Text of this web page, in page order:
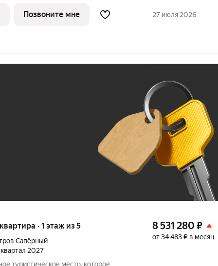
и смотровых площадок. И множество
Позвоните мне 27 июля 2026
· 1 этаж из 5
Сапёрный
квартал 2027
8 531 280 ₽
от 34 483 ₽ в месяц